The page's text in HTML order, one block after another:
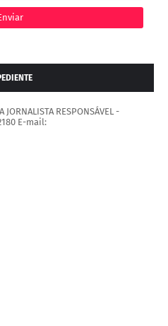
JORNALISTA RESPONSÁVEL -
E-mail: